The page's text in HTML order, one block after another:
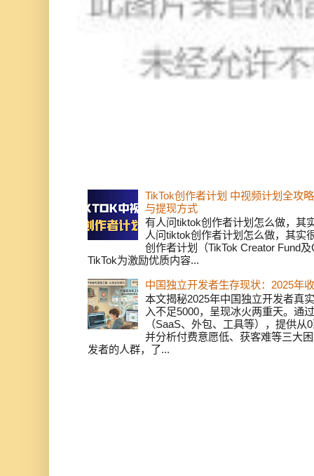
TikTok创作者计划 中视频计划全攻
与提现方式
有人问tiktok创作者计划怎么做，其
人问tiktok创作者计划怎么做，其实
创作者计划（TikTok Creator Fund
TikTok为激励优质内容...
中国独立开发者生存现状：2025年
本文揭秘2025年中国独立开发者真
入不足5000，呈现冰火两重天。通
（SaaS、外包、工具等），提供
并分析付费意愿低、获客难等三大
发者的人群，了...